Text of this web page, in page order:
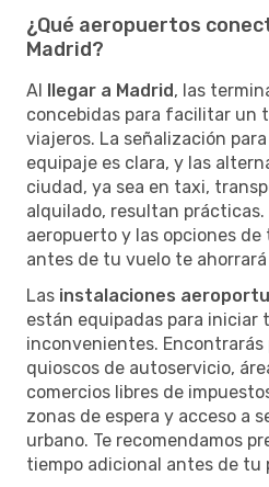
¿Qué aeropuertos
Madrid?
Al llegar a Madrid, las
concebidas para facilitar un
viajeros. La señalización
equipaje es clara, y las
ciudad, ya sea en taxi,
alquilado, resultan
aeropuerto y las opciones
antes de tu vuelo te
Las instalaciones
están equipadas para iniciar
inconvenientes.
quioscos de autoservicio,
comercios libres de
zonas de espera y acceso a
urbano. Te recomendamos
tiempo adicional antes de tu